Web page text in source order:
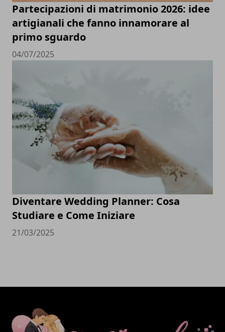
Partecipazioni di matrimonio 2026: idee
artigianali che fanno innamorare al
primo sguardo
04/07/2025
Diventare Wedding Planner: Cosa
Studiare e Come Iniziare
21/03/2025